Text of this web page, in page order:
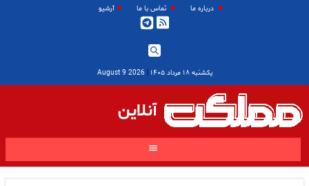
درباره ما تماس با ما آرشیو
یکشنبه ۱۸ مرداد ۱۴۰۵ |
2026 August 9
آنلاین